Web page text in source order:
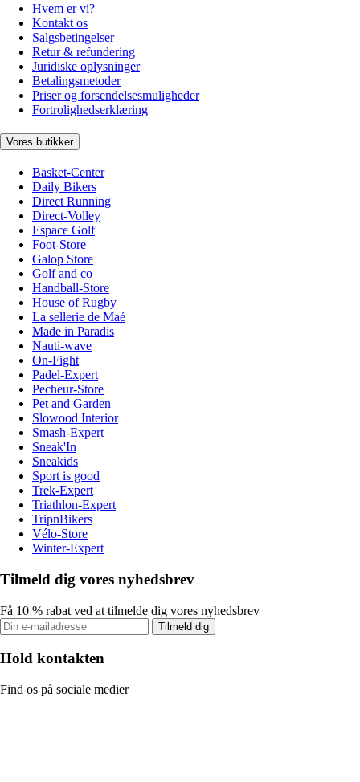
Hvem er vi?
Kontakt os
Salgsbetingelser
Retur & refundering
Juridiske oplysninger
Betalingsmetoder
Priser og forsendelsesmuligheder
Fortrolighedserklæring
Vores butikker
Basket-Center
Daily Bikers
Direct Running
Direct-Volley
Espace Golf
Foot-Store
Galop Store
Golf and co
Handball-Store
House of Rugby
La sellerie de Maé
Made in Paradis
Nauti-wave
On-Fight
Padel-Expert
Pecheur-Store
Pet and Garden
Slowood Interior
Smash-Expert
Sneak'In
Sneakids
Sport is good
Trek-Expert
Triathlon-Expert
TripnBikers
Vélo-Store
Winter-Expert
Tilmeld dig vores nyhedsbrev
Få 10 % rabat ved at tilmelde dig vores nyhedsbrev
Tilmeld dig
Hold kontakten
Find os på sociale medier